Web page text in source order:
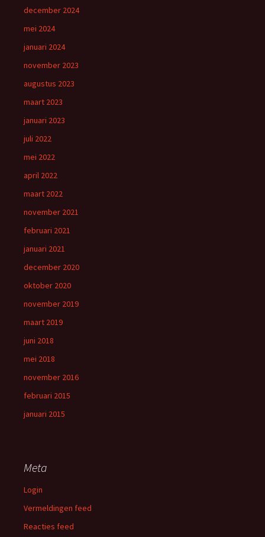
december 2024
mei 2024
januari 2024
november 2023
augustus 2023
maart 2023
januari 2023
juli 2022
mei 2022
april 2022
maart 2022
november 2021
februari 2021
januari 2021
december 2020
oktober 2020
november 2019
maart 2019
juni 2018
mei 2018
november 2016
februari 2015
januari 2015
Meta
Login
Vermeldingen feed
Reacties feed